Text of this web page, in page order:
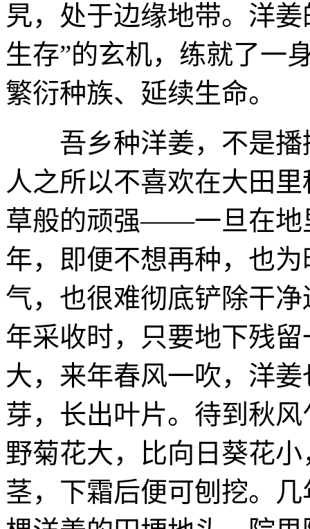
旯，处于边缘地带。洋
生存”的玄机，练就了一
繁衍种族、延续生命。
吾乡种洋姜，不是播
人之所以不喜欢在大田
草般的顽强——一旦在地
年，即便不想再种，也
气，也很难彻底铲除干
年采收时，只要地下残
大，来年春风一吹，洋
芽，长出叶片。待到秋
野菊花大，比向日葵花
茎，下霜后便可刨挖。